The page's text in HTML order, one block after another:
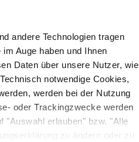
andere Technologien tragen
Auge haben und Ihnen
Daten über unsere Nutzer, wie
notwendige Cookies,
werden bei der Nutzung
oder Trackingzwecke werden
"Auswahl erlauben" bzw. "Alle
zu ändern oder zu